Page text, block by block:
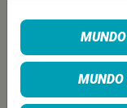
PEÇA
Quer sugerir
programação? É